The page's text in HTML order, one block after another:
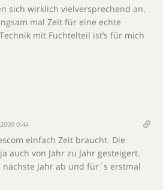
sich wirklich vielversprechend an.
mal Zeit für eine echte
mit Fuchtelteil ist’s für mich
0:44
einfach Zeit braucht. Die
auch von Jahr zu Jahr gesteigert.
Jahr ab und für´s erstmal